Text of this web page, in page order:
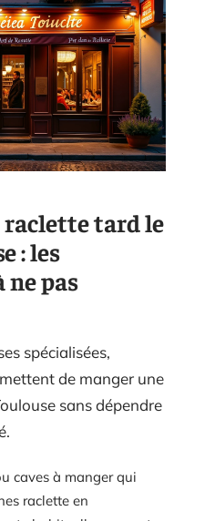
raclette tard le
: les
pas
spécialisées,
de manger une
sans dépendre
caves à manger qui
raclette en